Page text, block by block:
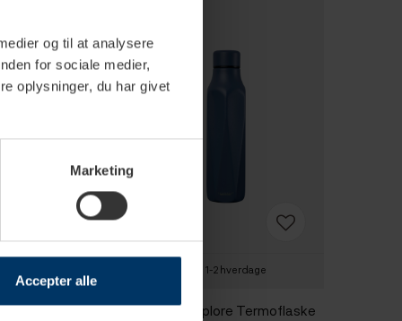
og til at analysere
for sociale medier,
oplysninger, du har givet
Marketing
Accepter alle
Termoflaske
1-2 hverdage
Scanpan Explore Termoflaske